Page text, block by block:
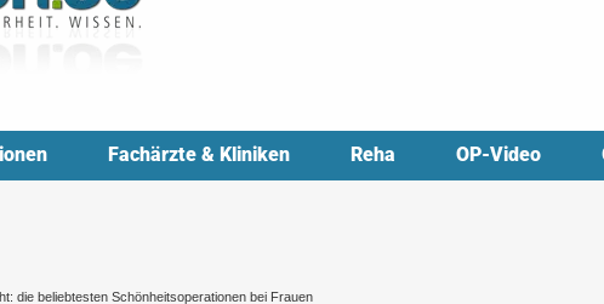
Fachärzte & Kliniken Reha OP-Video
die beliebtesten Schönheitsoperationen bei Frauen